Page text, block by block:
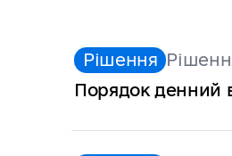
Рішення
Порядок денний